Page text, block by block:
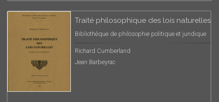
Traité philosophique des lois naturelles
Bibliothèque de philosophie politique et juridique
Richard Cumberland
Jean Barbeyrac